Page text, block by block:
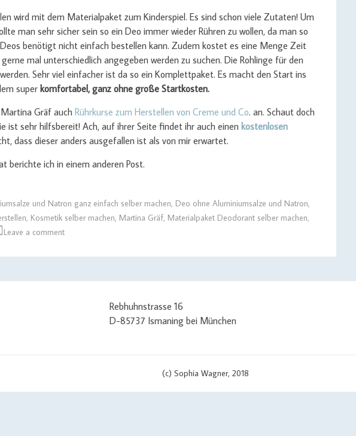
wird mit dem Materialpaket zum Kinderspiel. Es sind schon viele Zutaten! Um
man sehr sicher sein so ein Deo immer wieder Rühren zu wollen, da man so
benötigt nicht einfach bestellen kann. Zudem kostet es eine Menge Zeit
mal unterschiedlich angegeben werden zu suchen. Die Rohlinge für den
Sehr viel einfacher ist da so ein Komplettpaket. Es macht den Start ins
super komfortabel, ganz ohne große Startkosten.
Gräf auch Rührkurse zum Herstellen von Creme und Co. an. Schaut doch
ist sehr hilfsbereit! Ach, auf ihrer Seite findet ihr auch einen kostenlosen
dass dieser anders ausgefallen ist als von mir erwartet.
berichte ich in einem anderen Post.
und Natron ganz einfach selber machen, Deo ohne Aluminiumsalze und Natron,
, Kosmetik selber machen, Martina Gräf, Materialpaket Deodorant selber machen,
Leave a comment
Rebhuhnstrasse 16
D-85737 Ismaning bei München
(c) Sophia Wagner, 2018